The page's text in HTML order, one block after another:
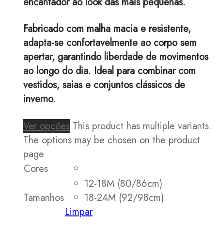
Fabricado com malha macia e resistente,
adapta-se confortavelmente ao corpo sem
apertar, garantindo liberdade de movimentos
ao longo do dia. Ideal para combinar com
vestidos, saias e conjuntos clássicos de
inverno.
Ver opções This product has multiple variants.
The options may be chosen on the product
page
Cores
Tamanhos
12-18M (80/86cm)
18-24M (92/98cm)
Limpar